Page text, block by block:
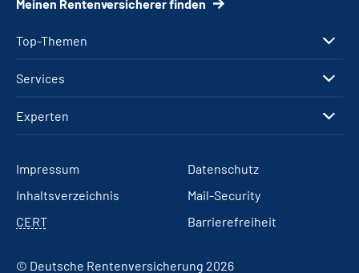
Top-Themen
Services
Experten
Meinen Rentenversicherer finden
Impressum
Datenschutz
Inhaltsverzeichnis
Mail-Security
CERT
Barrierefreiheit
© Deutsche Rentenversicherung 2026